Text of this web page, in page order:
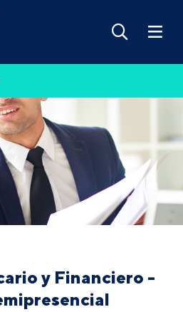
y Financiero -